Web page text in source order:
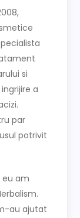
si
a
par
potrivit
eu am
au ajutat